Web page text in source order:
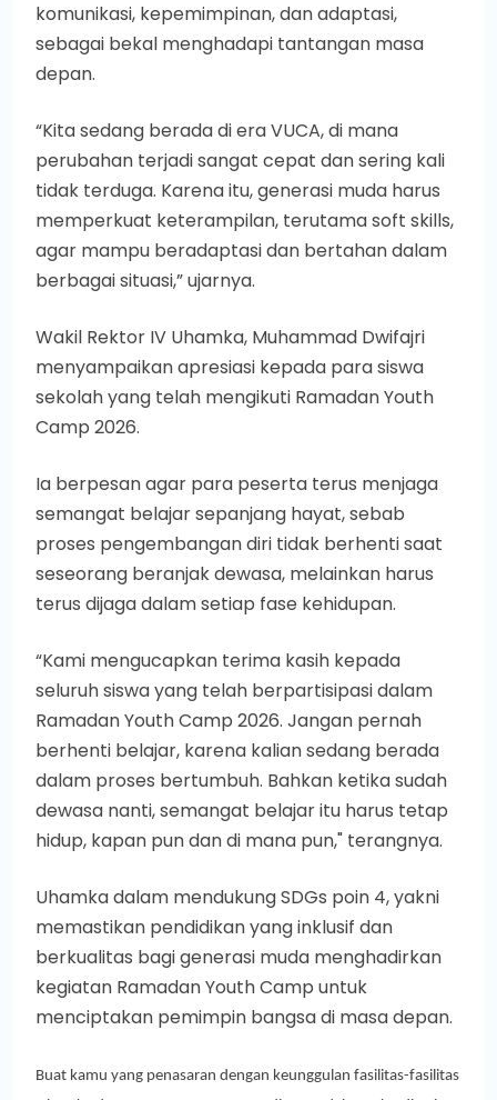
komunikasi, kepemimpinan, dan adaptasi,
sebagai bekal menghadapi tantangan masa
depan.
“Kita sedang berada di era VUCA, di mana
perubahan terjadi sangat cepat dan sering kali
tidak terduga. Karena itu, generasi muda harus
memperkuat keterampilan, terutama soft skills,
agar mampu beradaptasi dan bertahan dalam
berbagai situasi,” ujarnya.
Wakil Rektor IV Uhamka, Muhammad Dwifajri
menyampaikan apresiasi kepada para siswa
sekolah yang telah mengikuti Ramadan Youth
Camp 2026.
Ia berpesan agar para peserta terus menjaga
semangat belajar sepanjang hayat, sebab
proses pengembangan diri tidak berhenti saat
seseorang beranjak dewasa, melainkan harus
terus dijaga dalam setiap fase kehidupan.
“Kami mengucapkan terima kasih kepada
seluruh siswa yang telah berpartisipasi dalam
Ramadan Youth Camp 2026. Jangan pernah
berhenti belajar, karena kalian sedang berada
dalam proses bertumbuh. Bahkan ketika sudah
dewasa nanti, semangat belajar itu harus tetap
hidup, kapan pun dan di mana pun," terangnya.
Uhamka dalam mendukung SDGs poin 4, yakni
memastikan pendidikan yang inklusif dan
berkualitas bagi generasi muda menghadirkan
kegiatan Ramadan Youth Camp untuk
menciptakan pemimpin bangsa di masa depan.
Buat kamu yang penasaran dengan keunggulan fasilitas-fasilitas